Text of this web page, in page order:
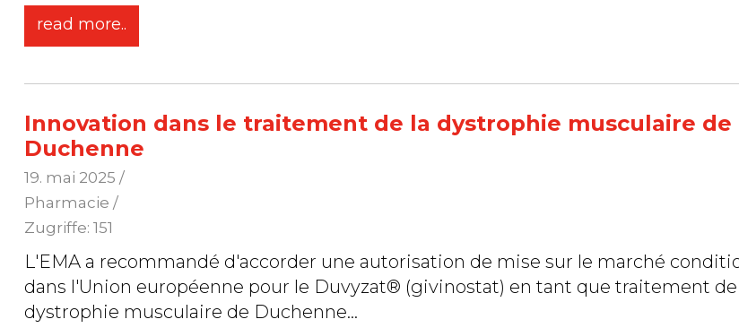
read more..
Innovation dans le traitement de la dystrophie musculaire de
Duchenne
19. mai 2025 /
Pharmacie /
Zugriffe: 151
L'EMA a recommandé d'accorder une autorisation de mise sur le marché
dans l'Union européenne pour le Duvyzat® (givinostat) en tant que traitement de
dystrophie musculaire de Duchenne...